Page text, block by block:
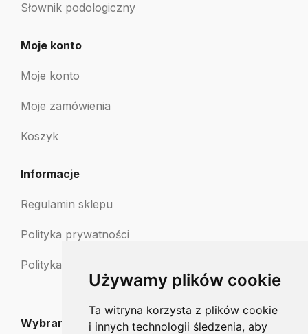
Używamy plików cookie
Ta witryna korzysta z plików cookie
i innych technologii śledzenia, aby
Słownik podologiczny
Moje konto
Moje konto
Moje zamówienia
Koszyk
Informacje
Regulamin sklepu
Polityka prywatności
Polityka zwrotów
Wybrane dla Ciebie